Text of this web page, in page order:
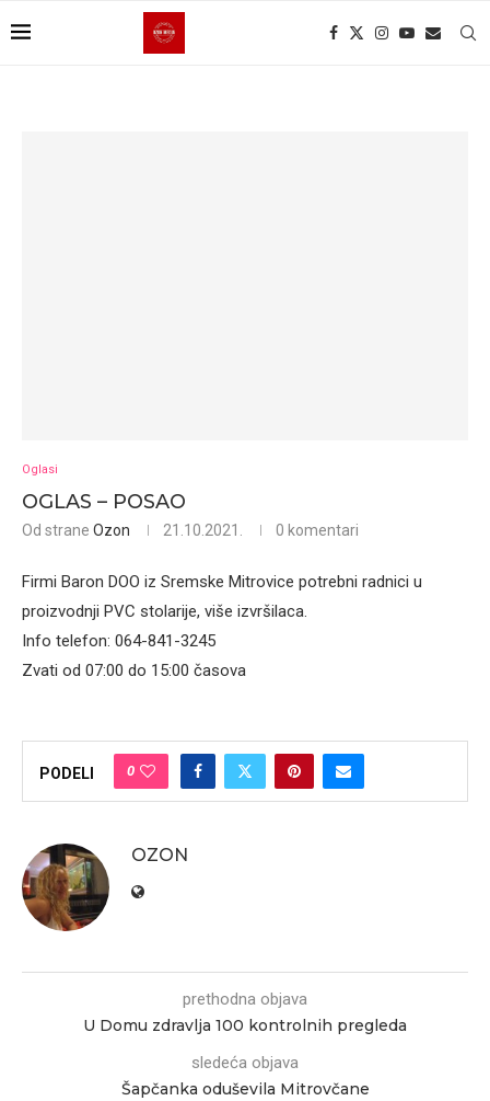
Oglasi
OGLAS – POSAO
Od strane Ozon 21.10.2021. 0 komentari
Firmi Baron DOO iz Sremske Mitrovice potrebni radnici u
proizvodnji PVC stolarije, više izvršilaca.
Info telefon: 064-841-3245
Zvati od 07:00 do 15:00 časova
PODELI 0
OZON
prethodna objava
U Domu zdravlja 100 kontrolnih pregleda
sledeća objava
Šapčanka oduševila Mitrovčane